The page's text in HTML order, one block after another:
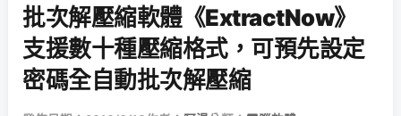
批次解壓縮軟體《ExtractNow》
支援數十種壓縮格式，可預先設定
密碼全自動批次解壓縮